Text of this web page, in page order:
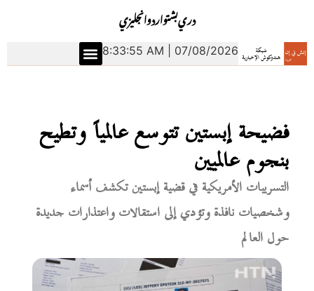
انجليزياردوبشتودري
8:33:56 AM | 07/08/2026
فضيحة إبستين تتوسع عالمياً وتطيح
بنجوم عالميين
التسريبات الأمريكية في قضية إبستين تكشف أسماء
وشخصيات نافذة وتؤدي إلى استقالات واعتذارات جديدة
حول العالم